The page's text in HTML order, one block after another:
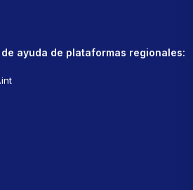
ayuda de plataformas regionales: